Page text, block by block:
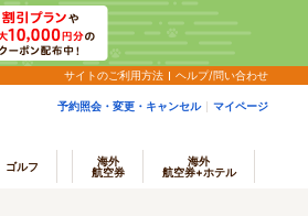
サイトのご利用方法 ヘルプ/問い合わせ
予約照会・変更・キャンセル マイページ
ゴルフ
海外
航空券
海外
航空券+ホテル